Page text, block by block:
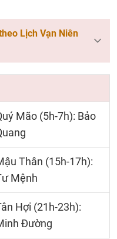
Lịch Vạn Niên
Mão (5h-7h): Bảo
Thân (15h-17h):
Mệnh
Hợi (21h-23h):
Đường